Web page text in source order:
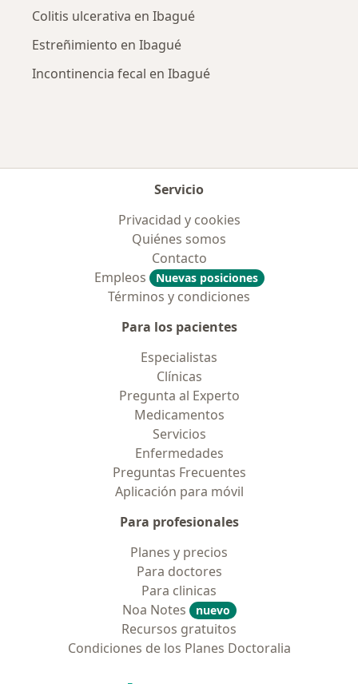
Colitis ulcerativa en Ibagué
Estreñimiento en Ibagué
Incontinencia fecal en Ibagué
Servicio
Privacidad y cookies
Quiénes somos
Contacto
Empleos
Nuevas posiciones
Términos y condiciones
Para los pacientes
Especialistas
Clínicas
Pregunta al Experto
Medicamentos
Servicios
Enfermedades
Preguntas Frecuentes
Aplicación para móvil
Para profesionales
Planes y precios
Para doctores
Para clinicas
Noa Notes
nuevo
Recursos gratuitos
Condiciones de los Planes Doctoralia